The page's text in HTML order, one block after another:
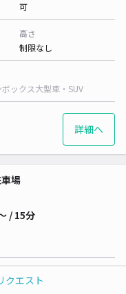
クエスト
可
高さ
制限なし
ボックス大型車・SUV
詳細へ
場
/ 15分
可